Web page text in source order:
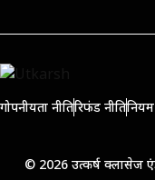
गोपनीयता नीतिरिफंड नीति
© 2026 उत्कर्ष क्लासेज